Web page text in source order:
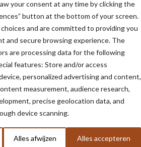
your consent at any time by clicking the
button at the bottom of your screen.
and are committed to providing you
and secure browsing experience. The
are processing data for the following
features: Store and/or access
personalized advertising and content,
measurement, audience research,
precise geolocation data, and
device scanning.
Alles afwijzen Alles accepteren
en rassen. Om die reden is
bewaarvergoeding van af land
Week 28
€ 109,21 Alle rassen